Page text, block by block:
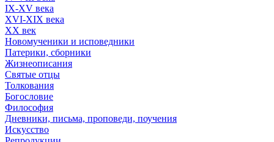
IX-XV века
XVI-XIX века
XX век
Новомученики и исповедники
Патерики, сборники
Жизнеописания
Святые отцы
Толкования
Богословие
Философия
Дневники, письма, проповеди, поучения
Искусство